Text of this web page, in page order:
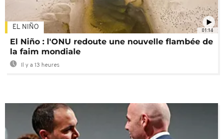
01:14
EL NIÑO
El Niño : l'ONU redoute une nouvelle flambée de
la faim mondiale
Il y a 13 heures